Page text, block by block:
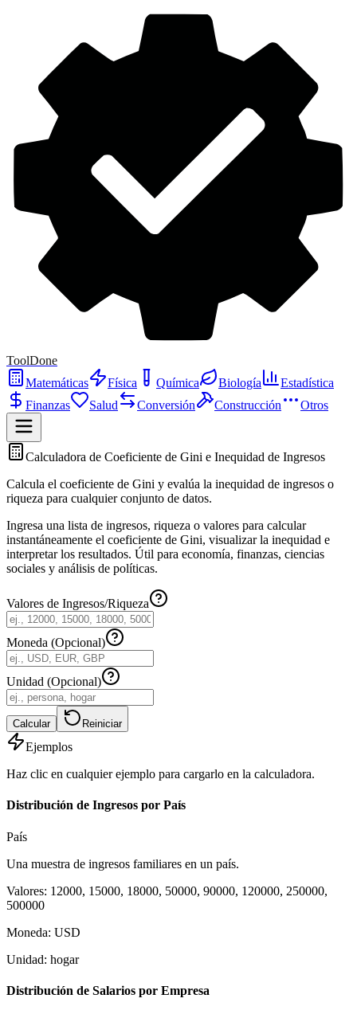
ToolDone
Matemáticas
Física Química Biología
Estadística
Finanzas
Salud Conversión Construcción Otros
Calculadora de Coeficiente de Gini e Inequidad de Ingresos
Calcula el coeficiente de Gini y evalúa la inequidad de ingresos o
riqueza para cualquier conjunto de datos.
Ingresa una lista de ingresos, riqueza o valores para calcular
instantáneamente el coeficiente de Gini, visualizar la inequidad e
interpretar los resultados. Útil para economía, finanzas, ciencias
sociales y análisis de políticas.
Valores de Ingresos/Riqueza
Moneda (Opcional)
Unidad (Opcional)
Calcular Reiniciar
Ejemplos
Haz clic en cualquier ejemplo para cargarlo en la calculadora.
Distribución de Ingresos por País
País
Una muestra de ingresos familiares en un país.
Valores: 12000, 15000, 18000, 50000, 90000, 120000, 250000,
500000
Moneda: USD
Unidad: hogar
Distribución de Salarios por Empresa